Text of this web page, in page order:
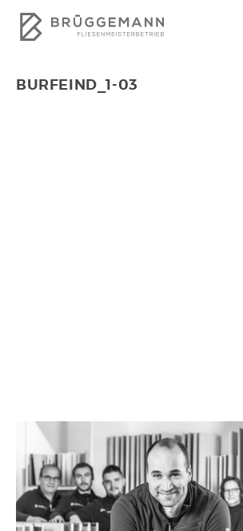
WAND- UND
BERATUNG UND PLANUNG
BURFEIND_1-03